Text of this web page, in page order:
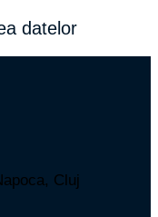
datelor
Cluj